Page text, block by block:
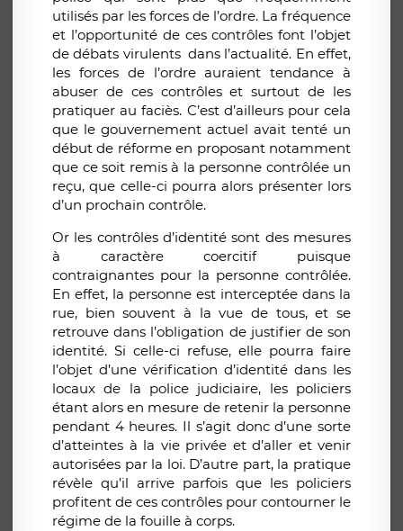
utilisés par les forces de l’ordre. La fréquence
et l’opportunité de ces contrôles font l’objet
de débats virulents dans l’actualité. En effet,
les forces de l’ordre auraient tendance à
abuser de ces contrôles et surtout de les
pratiquer au faciès. C’est d’ailleurs pour cela
que le gouvernement actuel avait tenté un
début de réforme en proposant notamment
que ce soit remis à la personne contrôlée un
reçu, que celle-ci pourra alors présenter lors
d’un prochain contrôle.
Or les contrôles d’identité sont des mesures
à caractère coercitif puisque
contraignantes pour la personne contrôlée.
En effet, la personne est interceptée dans la
rue, bien souvent à la vue de tous, et se
retrouve dans l’obligation de justifier de son
identité. Si celle-ci refuse, elle pourra faire
l’objet d’une vérification d’identité dans les
locaux de la police judiciaire, les policiers
étant alors en mesure de retenir la personne
pendant 4 heures. Il s’agit donc d’une sorte
d’atteintes à la vie privée et d’aller et venir
autorisées par la loi. D’autre part, la pratique
révèle qu’il arrive parfois que les policiers
profitent de ces contrôles pour contourner le
régime de la fouille à corps.